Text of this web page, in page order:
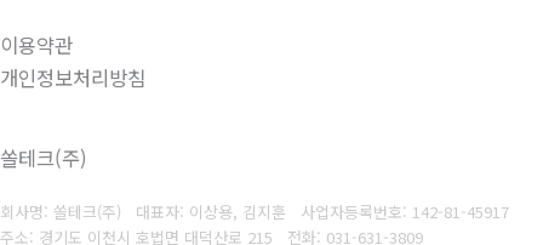
이용약관
개인정보처리방침
쏠테크(주)
회사명: 쏠테크(주) 대표자: 이상용, 김지훈 사업자등록번호: 142-81-45917
주소: 경기도 이천시 호법면 대덕산로 215 전화: 031-631-3809